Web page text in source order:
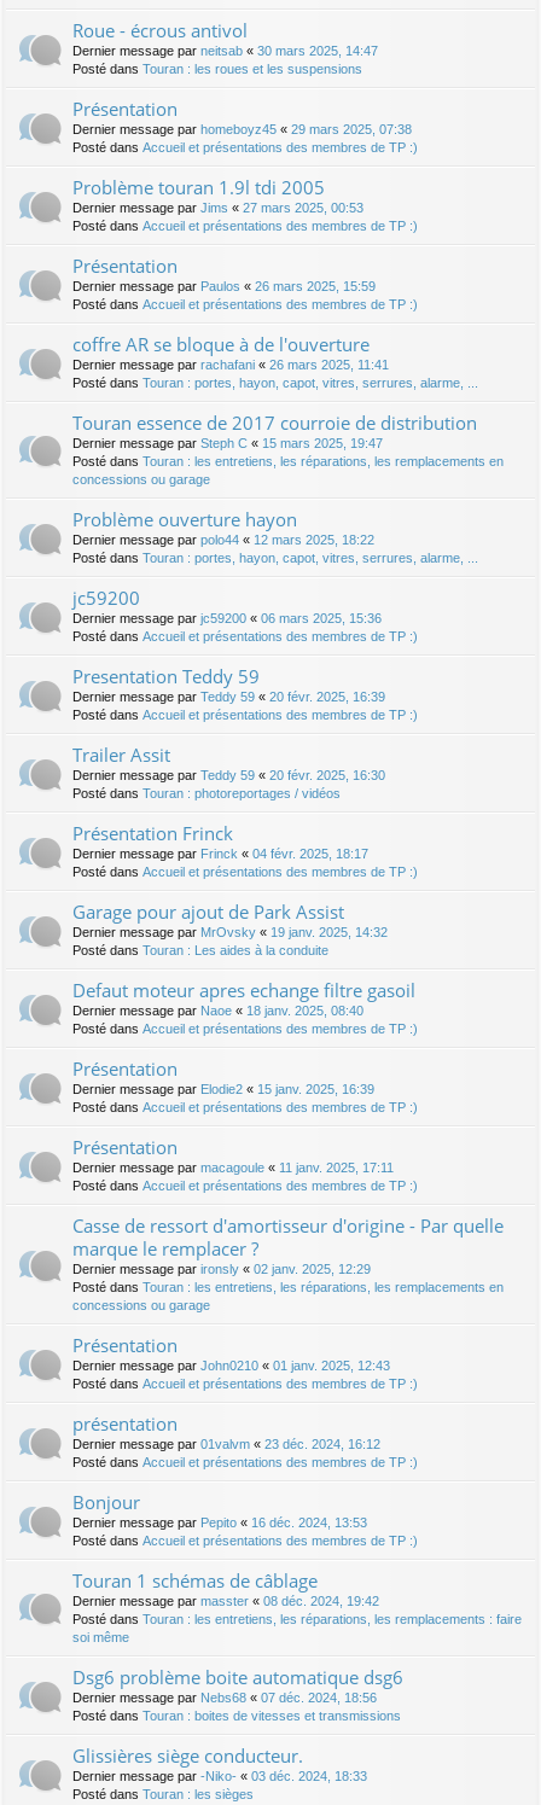
Roue - écrous antivol
Dernier message par neitsab « 30 mars 2025, 14:47
Posté dans Touran : les roues et les suspensions
Présentation
Dernier message par homeboyz45 « 29 mars 2025, 07:38
Posté dans Accueil et présentations des membres de TP :)
Problème touran 1.9l tdi 2005
Dernier message par Jims « 27 mars 2025, 00:53
Posté dans Accueil et présentations des membres de TP :)
Présentation
Dernier message par Paulos « 26 mars 2025, 15:59
Posté dans Accueil et présentations des membres de TP :)
coffre AR se bloque à de l'ouverture
Dernier message par rachafani « 26 mars 2025, 11:41
Posté dans Touran : portes, hayon, capot, vitres, serrures, alarme, ...
Touran essence de 2017 courroie de distribution
Dernier message par Steph C « 15 mars 2025, 19:47
Posté dans Touran : les entretiens, les réparations, les remplacements en
concessions ou garage
Problème ouverture hayon
Dernier message par polo44 « 12 mars 2025, 18:22
Posté dans Touran : portes, hayon, capot, vitres, serrures, alarme, ...
jc59200
Dernier message par jc59200 « 06 mars 2025, 15:36
Posté dans Accueil et présentations des membres de TP :)
Presentation Teddy 59
Dernier message par Teddy 59 « 20 févr. 2025, 16:39
Posté dans Accueil et présentations des membres de TP :)
Trailer Assit
Dernier message par Teddy 59 « 20 févr. 2025, 16:30
Posté dans Touran : photoreportages / vidéos
Présentation Frinck
Dernier message par Frinck « 04 févr. 2025, 18:17
Posté dans Accueil et présentations des membres de TP :)
Garage pour ajout de Park Assist
Dernier message par MrOvsky « 19 janv. 2025, 14:32
Posté dans Touran : Les aides à la conduite
Defaut moteur apres echange filtre gasoil
Dernier message par Naoe « 18 janv. 2025, 08:40
Posté dans Accueil et présentations des membres de TP :)
Présentation
Dernier message par Elodie2 « 15 janv. 2025, 16:39
Posté dans Accueil et présentations des membres de TP :)
Présentation
Dernier message par macagoule « 11 janv. 2025, 17:11
Posté dans Accueil et présentations des membres de TP :)
Casse de ressort d'amortisseur d'origine - Par quelle
marque le remplacer ?
Dernier message par ironsly « 02 janv. 2025, 12:29
Posté dans Touran : les entretiens, les réparations, les remplacements en
concessions ou garage
Présentation
Dernier message par John0210 « 01 janv. 2025, 12:43
Posté dans Accueil et présentations des membres de TP :)
présentation
Dernier message par 01valvm « 23 déc. 2024, 16:12
Posté dans Accueil et présentations des membres de TP :)
Bonjour
Dernier message par Pepito « 16 déc. 2024, 13:53
Posté dans Accueil et présentations des membres de TP :)
Touran 1 schémas de câblage
Dernier message par masster « 08 déc. 2024, 19:42
Posté dans Touran : les entretiens, les réparations, les remplacements : faire
soi même
Dsg6 problème boite automatique dsg6
Dernier message par Nebs68 « 07 déc. 2024, 18:56
Posté dans Touran : boites de vitesses et transmissions
Glissières siège conducteur.
Dernier message par -Niko- « 03 déc. 2024, 18:33
Posté dans Touran : les sièges